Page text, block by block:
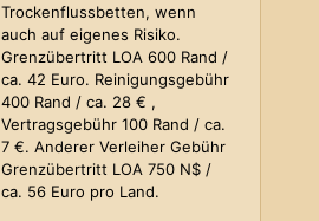
Trockenflussbetten, wenn
auch auf eigenes Risiko.
Grenzübertritt LOA 600 Rand /
ca. 42 Euro. Reinigungsgebühr
400 Rand / ca. 28 € ,
Vertragsgebühr 100 Rand / ca.
7 €. Anderer Verleiher Gebühr
Grenzübertritt LOA 750 N$ /
ca. 56 Euro pro Land.